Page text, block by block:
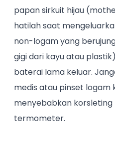
papan sirkuit hijau
hatilah saat
non-logam yang
gigi dari kayu atau
baterai lama keluar.
medis atau pinset logam
menyebabkan
termometer.